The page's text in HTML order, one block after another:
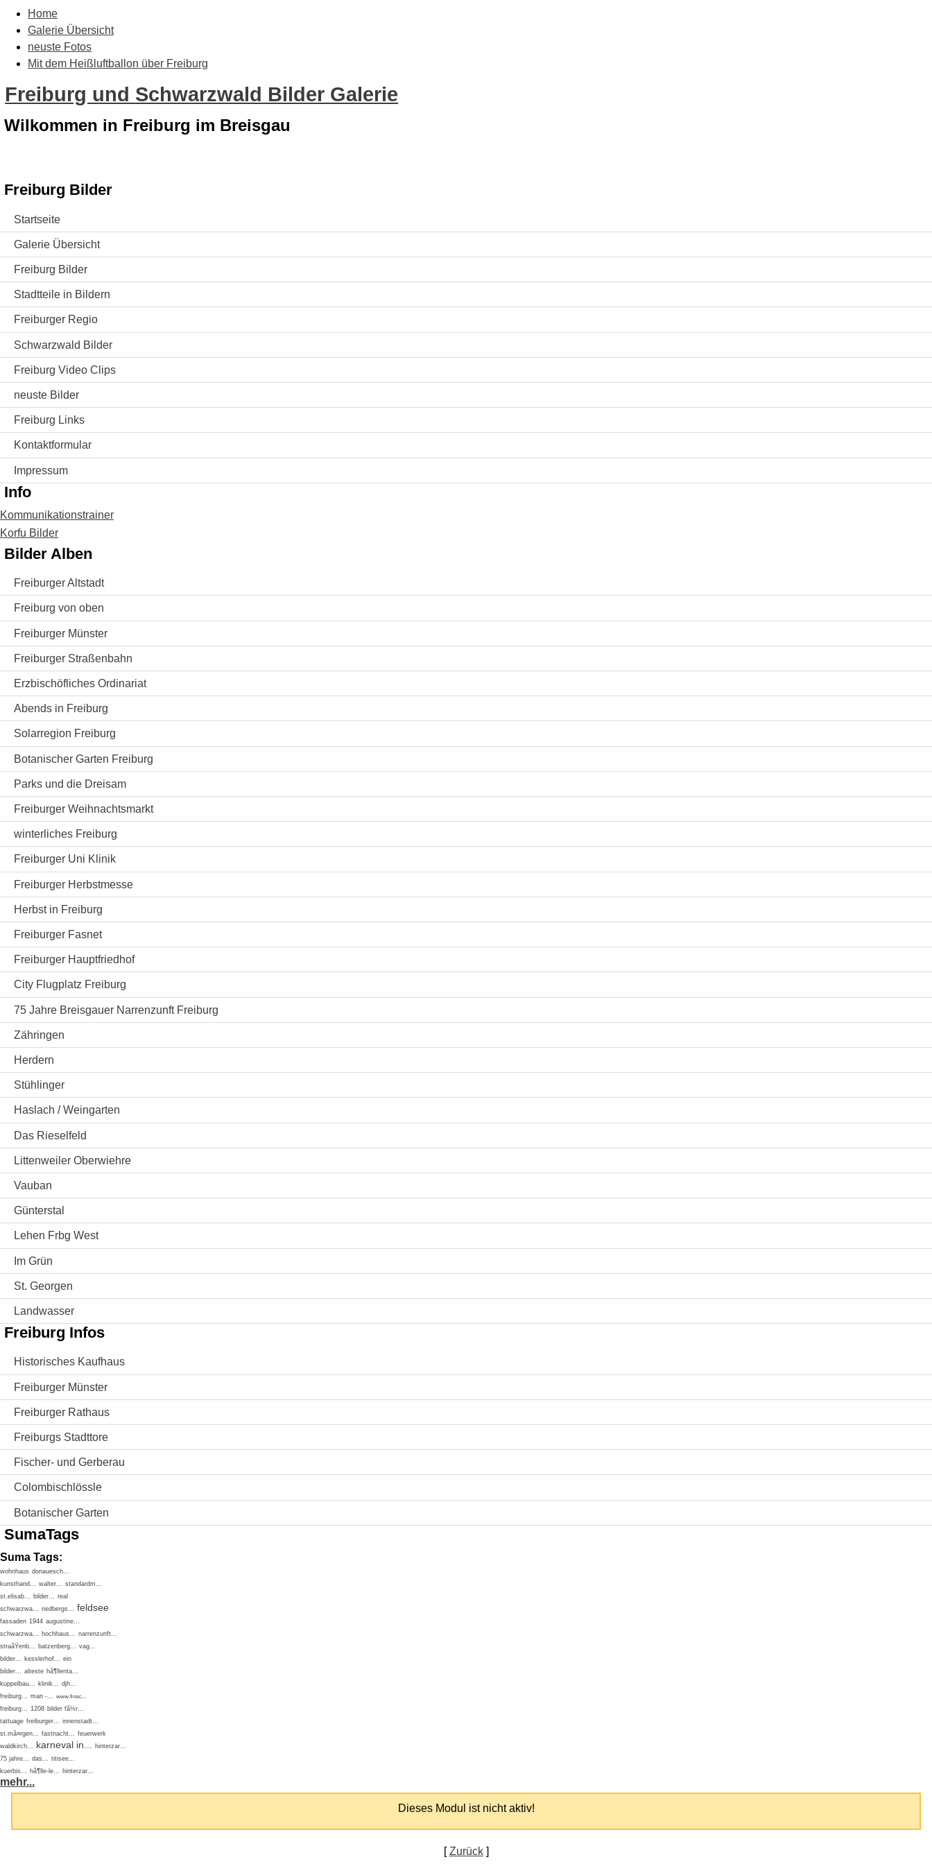
Home
Galerie Übersicht
neuste Fotos
Mit dem Heißluftballon über Freiburg
Freiburg und Schwarzwald Bilder Galerie
Wilkommen in Freiburg im Breisgau
Freiburg Bilder
Startseite
Galerie Übersicht
Freiburg Bilder
Stadtteile in Bildern
Freiburger Regio
Schwarzwald Bilder
Freiburg Video Clips
neuste Bilder
Freiburg Links
Kontaktformular
Impressum
Info
Kommunikationstrainer
Korfu Bilder
Bilder Alben
Freiburger Altstadt
Freiburg von oben
Freiburger Münster
Freiburger Straßenbahn
Erzbischöfliches Ordinariat
Abends in Freiburg
Solarregion Freiburg
Botanischer Garten Freiburg
Parks und die Dreisam
Freiburger Weihnachtsmarkt
winterliches Freiburg
Freiburger Uni Klinik
Freiburger Herbstmesse
Herbst in Freiburg
Freiburger Fasnet
Freiburger Hauptfriedhof
City Flugplatz Freiburg
75 Jahre Breisgauer Narrenzunft Freiburg
Zähringen
Herdern
Stühlinger
Haslach / Weingarten
Das Rieselfeld
Littenweiler Oberwiehre
Vauban
Günterstal
Lehen Frbg West
Im Grün
St. Georgen
Landwasser
Freiburg Infos
Historisches Kaufhaus
Freiburger Münster
Freiburger Rathaus
Freiburgs Stadttore
Fischer- und Gerberau
Colombischlössle
Botanischer Garten
SumaTags
Suma Tags:
wohnhaus donauesch...
kunsthand... walter... standardm...
st.elisab... bilder... real
schwarzwa... riedbergs... feldsee
fassaden 1944 augustine...
schwarzwa... hochhaus... narrenzunft...
straãŸenb... batzenberg... vag...
bilder... kesslerhof... ein
bilder... alteste hã¶llenta...
kuppelbau... klinik... djh...
freiburg... man -... www.frosc...
freiburg... 1208 bilder fã½r...
tattuage freiburger... innenstadt...
st.mã¤rgen... fastnacht... feuerwerk
waldkirch... karneval in...
hinterzar...
75 jahre... das... titisee...
kuerbis... hã¶lle-le... hinterzar...
mehr...
Dieses Modul ist nicht aktiv!
Zurück]